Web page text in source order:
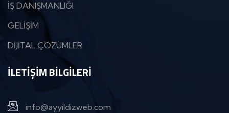
İŞ DANIŞMANLIĞI
GELİŞİM
DİJİTAL ÇÖZÜMLER
İLETIŞIM BILGILERI
info@ayyildizweb.com